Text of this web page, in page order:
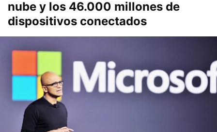
nube y los 46.000 millones de
dispositivos conectados